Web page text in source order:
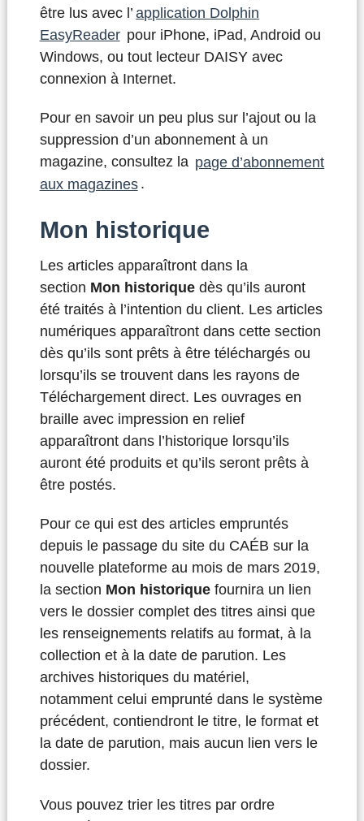
être lus avec l’ application Dolphin
EasyReader pour iPhone, iPad, Android ou
Windows, ou tout lecteur DAISY avec
connexion à Internet.
Pour en savoir un peu plus sur l’ajout ou la
suppression d’un abonnement à un
magazine, consultez la page d’abonnement
aux magazines .
Mon historique
Les articles apparaîtront dans la
section Mon historique dès qu’ils auront
été traités à l’intention du client. Les articles
numériques apparaîtront dans cette section
dès qu’ils sont prêts à être téléchargés ou
lorsqu’ils se trouvent dans les rayons de
Téléchargement direct. Les ouvrages en
braille avec impression en relief
apparaîtront dans l’historique lorsqu’ils
auront été produits et qu’ils seront prêts à
être postés.
Pour ce qui est des articles empruntés
depuis le passage du site du CAÉB sur la
nouvelle plateforme au mois de mars 2019,
la section Mon historiquefournira un lien
vers le dossier complet des titres ainsi que
les renseignements relatifs au format, à la
collection et à la date de parution. Les
archives historiques du matériel,
notamment celui emprunté dans le système
précédent, contiendront le titre, le format et
la date de parution, mais aucun lien vers le
dossier.
Vous pouvez trier les titres par ordre